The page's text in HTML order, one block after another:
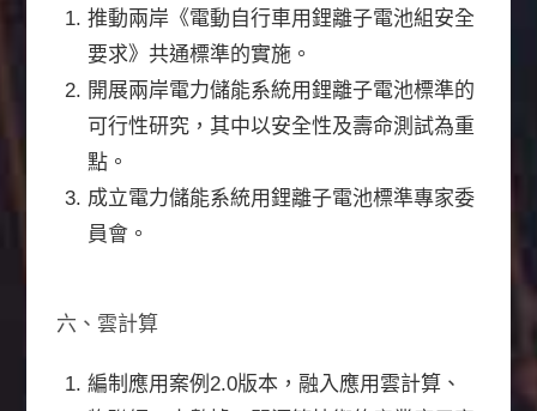
推動兩岸《電動自行車用鋰離子電池組安全
要求》共通標準的實施。
開展兩岸電力儲能系統用鋰離子電池標準的
可行性研究，其中以安全性及壽命測試為重
點。
成立電力儲能系統用鋰離子電池標準專家委
員會。
六、雲計算
編制應用案例2.0版本，融入應用雲計算、